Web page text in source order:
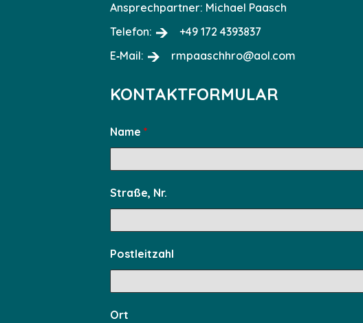
Ansprech­part­ner: Micha­el Paasch
Tele­fon:
+49 172 4393837
E‑Mail:
rmpaaschhro@aol.com
KONTAKTFORMULAR
Name *
Stra­ße, Nr.
Post­leit­zahl
Ort